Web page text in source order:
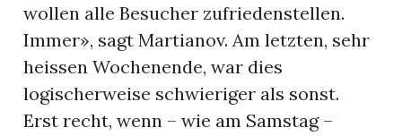
wollen alle Besucher zufriedenstellen.
Immer», sagt Martianov. Am letzten, sehr
heissen Wochenende, war dies
logischerweise schwieriger als sonst.
Erst recht, wenn – wie am Samstag –